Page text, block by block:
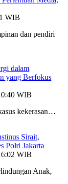
WIB
dan pendiri
dalam
yang Berfokus
WIB
kekerasan…
Sirait,
Polri Jakarta
WIB
Anak,